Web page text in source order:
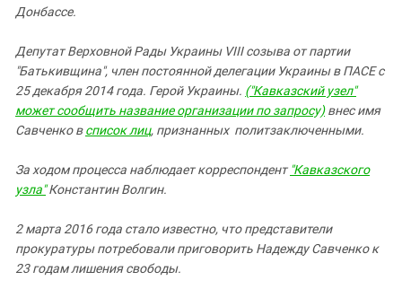
Донбассе.
Депутат Верховной Рады Украины VIII созыва от партии
"Батькивщина", член постоянной делегации Украины в ПАСЕ с
25 декабря 2014 года. Герой Украины. ("Кавказский узел"
может сообщить название организации по запросу)внес имя
Савченко всписок лиц, признанных политзаключенными.
За ходом процесса наблюдает корреспондент "Кавказского
узла"Константин Волгин.
2 марта 2016 года стало известно, что представители
прокуратуры потребовали приговорить Надежду Савченко к
23 годам лишения свободы.